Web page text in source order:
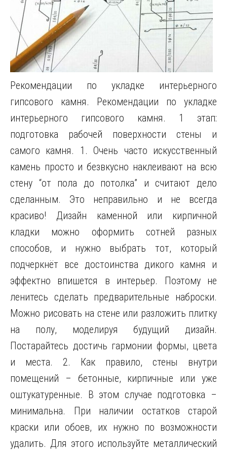
Рекомендации по укладке интерьерного
гипсового камня. Рекомендации по укладке
интерьерного гипсового камня. 1 этап:
подготовка рабочей поверхности стены и
самого камня. 1. Очень часто искусственный
камень просто и безвкусно наклеивают на всю
стену “от пола до потолка” и считают дело
сделанным. Это неправильно и не всегда
красиво! Дизайн каменной или кирпичной
кладки можно оформить сотней разных
способов, и нужно выбрать тот, который
подчеркнёт все достоинства дикого камня и
эффектно впишется в интерьер. Поэтому не
ленитесь сделать предварительные наброски.
Можно рисовать на стене или разложить плитку
на полу, моделируя будущий дизайн.
Постарайтесь достичь гармонии формы, цвета
и места. 2. Как правило, стены внутри
помещений – бетонные, кирпичные или уже
оштукатуренные. В этом случае подготовка –
минимальна. При наличии остатков старой
краски или обоев, их нужно по возможности
удалить. Для этого используйте металлический